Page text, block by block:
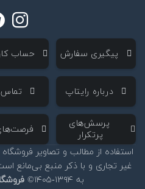
‌ پیگیری سفارش حساب
‌ درباره رایتاپ تماس
‌ پرسش‌های
پرتکرار
استفاده از مطالب و تصاویر فروشگاه
غیر تجاری و با ذکر منبع بی‌مانع
به ۱۳۹۴-۱۴۰۵©